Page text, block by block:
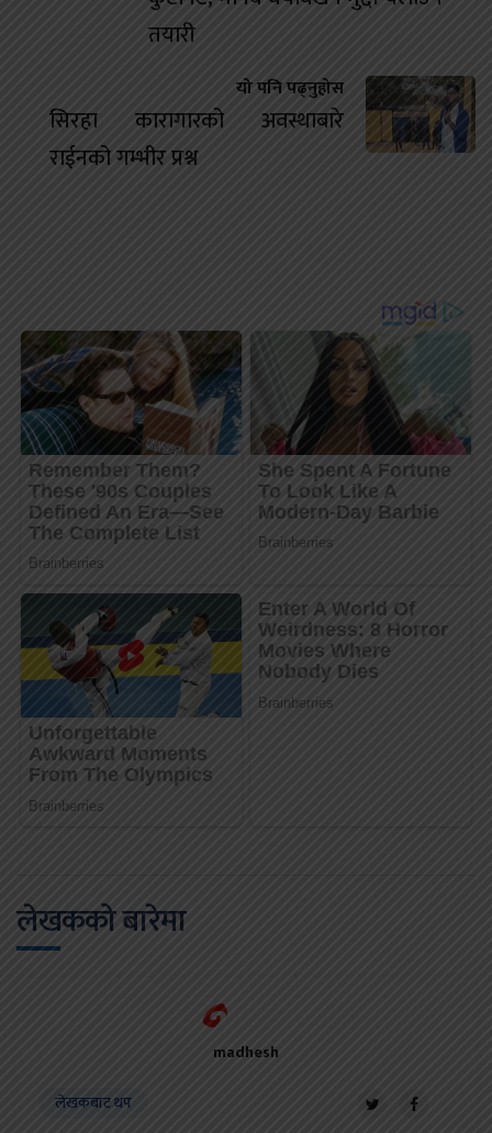
तयारी
यो पनि पढ्नुहोस
सिरहा कारागारको अवस्थाबारे
राईनको गम्भीर प्रश्न
लेखकको बारेमा
madhesh
लेखकबाट थप